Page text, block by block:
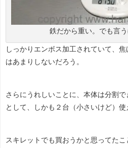
鉄だから重い。でも言う
しっかりエンボス加工されていて、
はあまりしないだろう。
さらにうれしいことに、本体は分割
として、しかも２台（小さいけど）使
スキレットでも買おうかと思ってた